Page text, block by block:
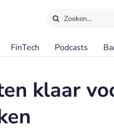
Zoeken…
FinTech Podcasts
klaar